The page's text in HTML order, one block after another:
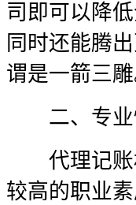
司即可以降
同时还能腾
谓是一箭三雕
二、专业
代理记账
较高的职业